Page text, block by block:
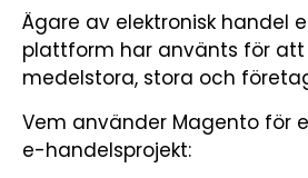
Ägare av elektronisk handel
plattform har använts för
medelstora, stora och
Vem använder Magento för
e-handelsprojekt: